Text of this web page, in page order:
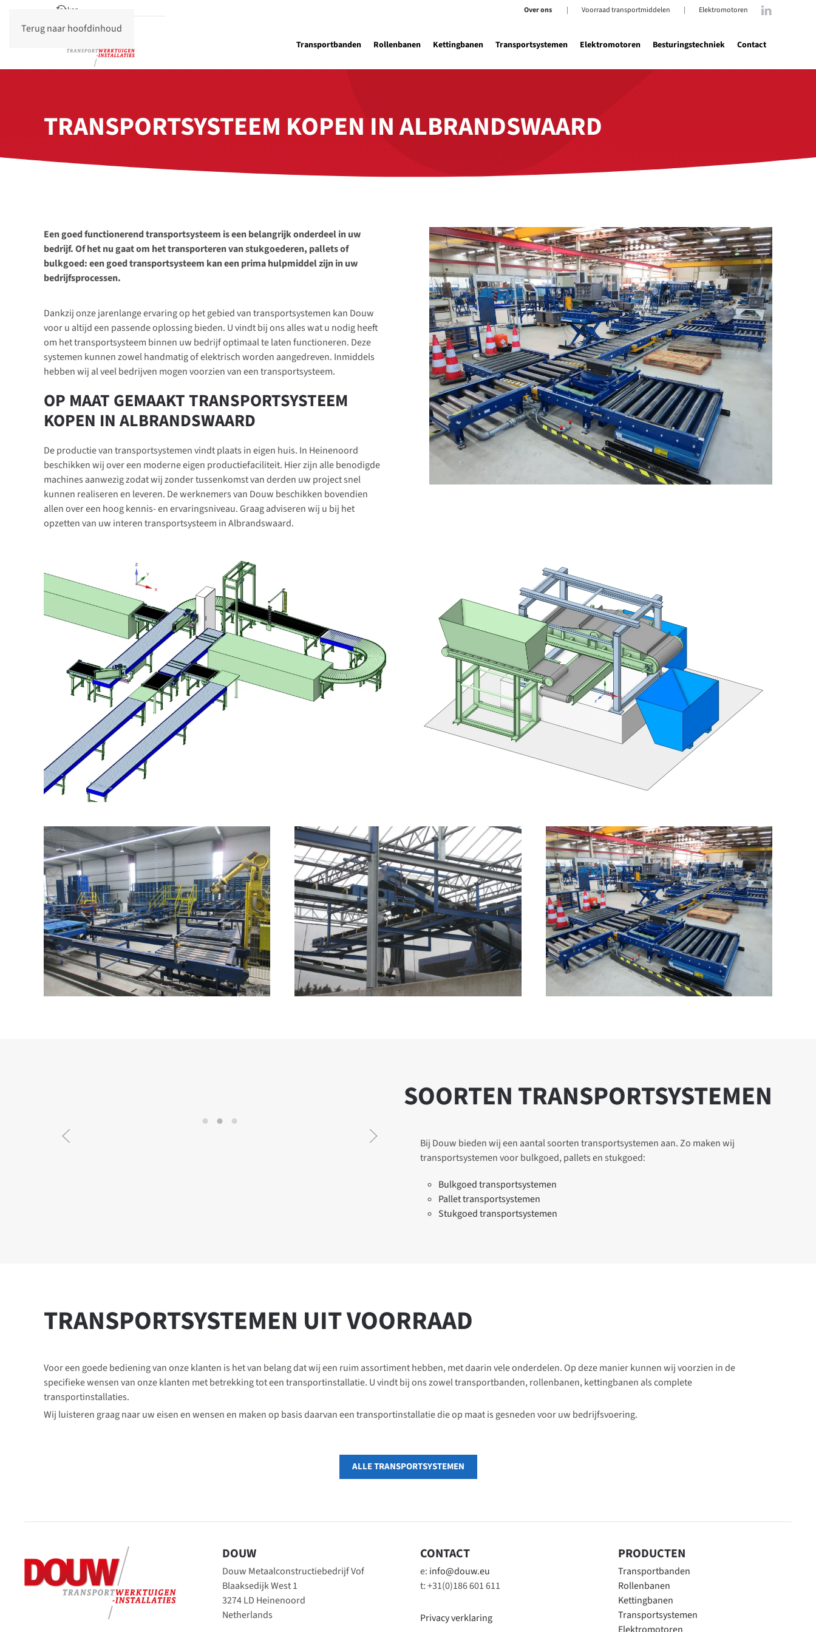
Terug naar hoofdinhoud
Over ons | Voorraad transportmiddelen | Elektromotoren
Transportbanden Rollenbanen Kettingbanen Transportsystemen Elektromotoren Besturingstechniek Contact
TRANSPORTSYSTEEM KOPEN IN ALBRANDSWAARD
Een goed functionerend transportsysteem is een belangrijk onderdeel in uw
bedrijf. Of het nu gaat om het transporteren van stukgoederen, pallets of
bulkgoed: een goed transportsysteem kan een prima hulpmiddel zijn in uw
bedrijfsprocessen.
Dankzij onze jarenlange ervaring op het gebied van transportsystemen kan Douw
voor u altijd een passende oplossing bieden. U vindt bij ons alles wat u nodig heeft
om het transportsysteem binnen uw bedrijf optimaal te laten functioneren. Deze
systemen kunnen zowel handmatig of elektrisch worden aangedreven. Inmiddels
hebben wij al veel bedrijven mogen voorzien van een transportsysteem.
OP MAAT GEMAAKT TRANSPORTSYSTEEM
KOPEN IN ALBRANDSWAARD
De productie van transportsystemen vindt plaats in eigen huis. In Heinenoord
beschikken wij over een moderne eigen productiefaciliteit. Hier zijn alle benodigde
machines aanwezig zodat wij zonder tussenkomst van derden uw project snel
kunnen realiseren en leveren. De werknemers van Douw beschikken bovendien
allen over een hoog kennis- en ervaringsniveau. Graag adviseren wij u bij het
opzetten van uw interen transportsysteem in Albrandswaard.
SOORTEN TRANSPORT­SYSTEMEN
Pallet transportsysteem
Stukgoed transportsysteem
Bij Douw bieden wij een aantal soorten transportsystemen aan. Zo maken wij
transportsystemen voor bulkgoed, pallets en stukgoed:
Bulkgoed transportsystemen
Pallet transportsystemen
Stukgoed transportsystemen
TRANSPORT­SYSTEMEN UIT VOORRAAD
Voor een goede bediening van onze klanten is het van belang dat wij een ruim assortiment hebben, met daarin vele onderdelen. Op deze manier kunnen wij voorzien in de
specifieke wensen van onze klanten met betrekking tot een transportinstallatie. U vindt bij ons zowel transportbanden, rollenbanen, kettingbanen als complete
transportinstallaties.
Wij luisteren graag naar uw eisen en wensen en maken op basis daarvan een transportinstallatie die op maat is gesneden voor uw bedrijfsvoering.
ALLE TRANSPORTSYSTEMEN
DOUW
Douw Metaalconstructiebedrijf Vof
Blaaksedijk West 1
3274 LD Heinenoord
Netherlands
CONTACT
e: info@douw.eu
t: +31(0)186 601 611
Privacy verklaring
PRODUCTEN
Transportbanden
Rollenbanen
Kettingbanen
Transportsystemen